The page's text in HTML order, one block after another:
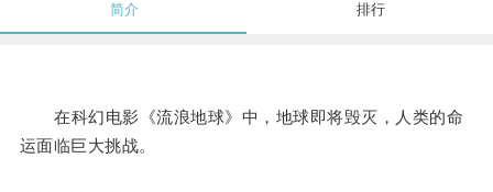
简介 排行
在科幻电影《流浪地球》中，地球即将毁灭，人类的命
运面临巨大挑战。